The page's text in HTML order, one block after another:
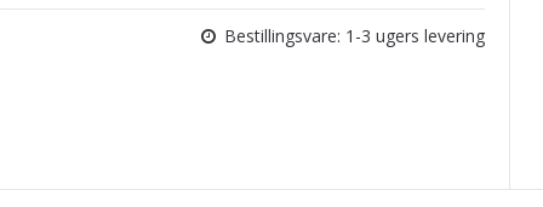
Bestillingsvare: 1-3 ugers levering